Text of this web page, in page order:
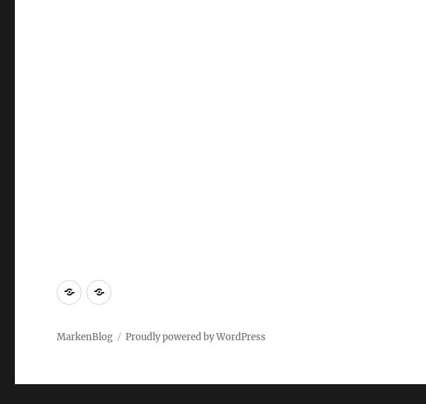
Markenrecherche
Gastbeiträge
MarkenBlog Proudly powered by WordPress